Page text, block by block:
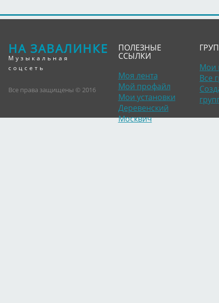
НА ЗАВАЛИНКЕ
Музыкальная
соцсеть
Все права защищены © 2016
ПОЛЕЗНЫЕ
ССЫЛКИ
Моя лента
Мой профайл
Мои установки
Деревенский
Москвич
Мои
Все